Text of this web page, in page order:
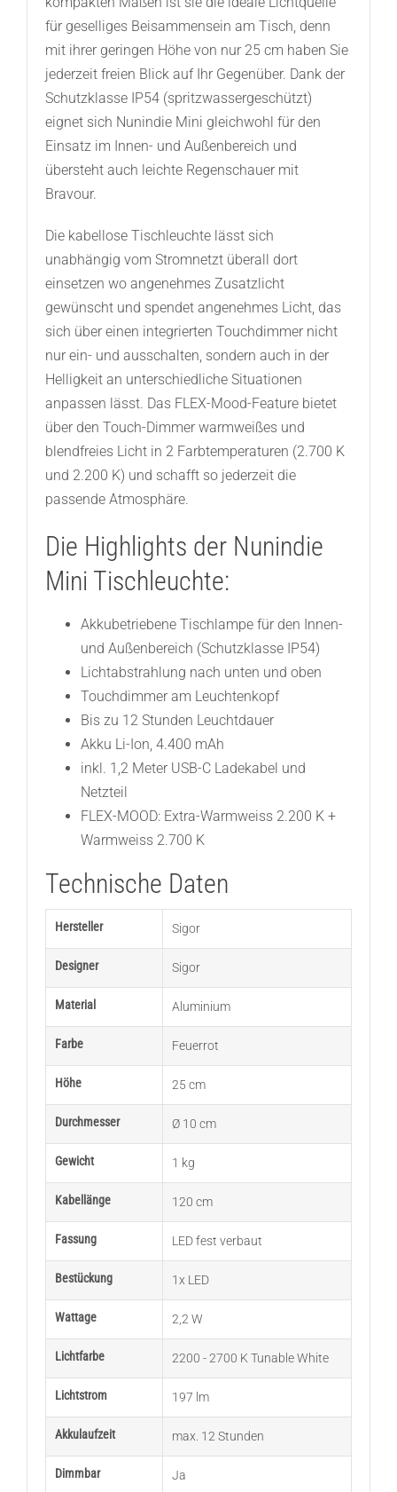
für geselliges Beisammensein am Tisch, denn
mit ihrer geringen Höhe von nur 25 cm haben Sie
jederzeit freien Blick auf Ihr Gegenüber. Dank der
Schutzklasse IP54 (spritzwassergeschützt)
eignet sich Nunindie Mini gleichwohl für den
Einsatz im Innen- und Außenbereich und
übersteht auch leichte Regenschauer mit
Bravour.
Die kabellose Tischleuchte lässt sich
unabhängig vom Stromnetzt überall dort
einsetzen wo angenehmes Zusatzlicht
gewünscht und spendet angenehmes Licht, das
sich über einen integrierten Touchdimmer nicht
nur ein- und ausschalten, sondern auch in der
Helligkeit an unterschiedliche Situationen
anpassen lässt. Das FLEX-Mood-Feature bietet
über den Touch-Dimmer warmweißes und
blendfreies Licht in 2 Farbtemperaturen (2.700 K
und 2.200 K) und schafft so jederzeit die
passende Atmosphäre.
Die Highlights der Nunindie
Mini Tischleuchte:
Akkubetriebene Tischlampe für den Innen-
und Außenbereich (Schutzklasse IP54)
Lichtabstrahlung nach unten und oben
Touchdimmer am Leuchtenkopf
Bis zu 12 Stunden Leuchtdauer
Akku Li-Ion, 4.400 mAh
inkl. 1,2 Meter USB-C Ladekabel und
Netzteil
FLEX-MOOD: Extra-Warmweiss 2.200 K +
Warmweiss 2.700 K
Technische Daten
Hersteller Sigor
Designer Sigor
Material Aluminium
Farbe Feuerrot
Höhe 25 cm
Durchmesser Ø 10 cm
Gewicht 1 kg
Kabellänge 120 cm
Fassung LED fest verbaut
Bestückung 1x LED
Wattage 2,2 W
Lichtfarbe 2200 - 2700 K Tunable White
Lichtstrom 197 lm
Akkulaufzeit max. 12 Stunden
Dimmbar Ja